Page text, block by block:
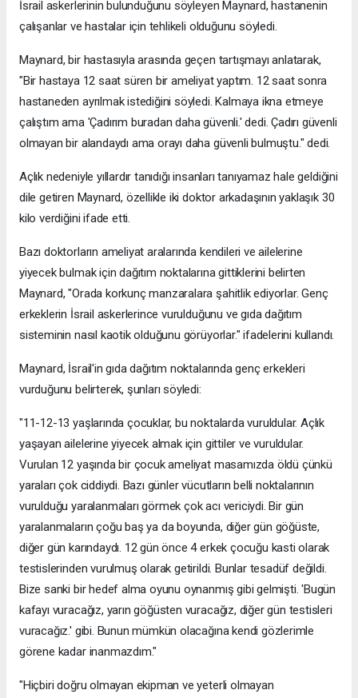
İsrail askerlerinin bulunduğunu söyleyen Maynard, hastanenin
çalışanlar ve hastalar için tehlikeli olduğunu söyledi.
Maynard, bir hastasıyla arasında geçen tartışmayı anlatarak,
"Bir hastaya 12 saat süren bir ameliyat yaptım. 12 saat sonra
hastaneden ayrılmak istediğini söyledi. Kalmaya ikna etmeye
çalıştım ama 'Çadırım buradan daha güvenli.' dedi. Çadırı güvenli
olmayan bir alandaydı ama orayı daha güvenli bulmuştu." dedi.
Açlık nedeniyle yıllardır tanıdığı insanları tanıyamaz hale geldiğini
dile getiren Maynard, özellikle iki doktor arkadaşının yaklaşık 30
kilo verdiğini ifade etti.
Bazı doktorların ameliyat aralarında kendileri ve ailelerine
yiyecek bulmak için dağıtım noktalarına gittiklerini belirten
Maynard, "Orada korkunç manzaralara şahitlik ediyorlar. Genç
erkeklerin İsrail askerlerince vurulduğunu ve gıda dağıtım
sisteminin nasıl kaotik olduğunu görüyorlar." ifadelerini kullandı.
Maynard, İsrail'in gıda dağıtım noktalarında genç erkekleri
vurduğunu belirterek, şunları söyledi:
"11-12-13 yaşlarında çocuklar, bu noktalarda vuruldular. Açlık
yaşayan ailelerine yiyecek almak için gittiler ve vuruldular.
Vurulan 12 yaşında bir çocuk ameliyat masamızda öldü çünkü
yaraları çok ciddiydi. Bazı günler vücutların belli noktalarının
vurulduğu yaralanmaları görmek çok acı vericiydi. Bir gün
yaralanmaların çoğu baş ya da boyunda, diğer gün göğüste,
diğer gün karındaydı. 12 gün önce 4 erkek çocuğu kasti olarak
testislerinden vurulmuş olarak getirildi. Bunlar tesadüf değildi.
Bize sanki bir hedef alma oyunu oynanmış gibi gelmişti. 'Bugün
kafayı vuracağız, yarın göğüsten vuracağız, diğer gün testisleri
vuracağız.' gibi. Bunun mümkün olacağına kendi gözlerimle
görene kadar inanmazdım."
"Hiçbiri doğru olmayan ekipman ve yeterli olmayan